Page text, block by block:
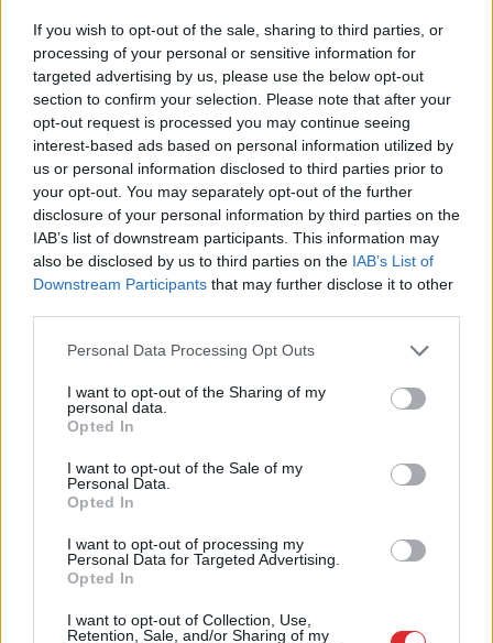
If you wish to opt-out of the sale, sharing to third parties, or
processing of your personal or sensitive information for
targeted advertising by us, please use the below opt-out
section to confirm your selection. Please note that after your
opt-out request is processed you may continue seeing
interest-based ads based on personal information utilized by
us or personal information disclosed to third parties prior to
your opt-out. You may separately opt-out of the further
disclosure of your personal information by third parties on the
IAB’s list of downstream participants. This information may
also be disclosed by us to third parties on the IAB’s List of
Downstream Participants that may further disclose it to other
Please note that this website/app uses one or more Google
not limited to your visit or usage behaviour. You may click to
grant or deny consent to Google and its third-party tags to
use your data for below specified purposes in below Google
consent section.
Personal Data Processing Opt Outs
I want to opt-out of the Sharing of my
personal data.
Opted In
I want to opt-out of the Sale of my
Personal Data.
Opted In
I want to opt-out of processing my
Personal Data for Targeted Advertising.
Opted In
I want to opt-out of Collection, Use,
Retention, Sale, and/or Sharing of my
Vaidarbs no 9.00 līdz 17.00
jūs tracina? Numerologi
izceļ četrus dzimšanas
datumus, kuru
īpašniekiem brīvība ir īpaši
svarīga
Masks atsakās no
atklājas, par ko viņiem
ir nopietnas
nesaskaņas
Vecāki un skolotāji
neslēpj dusmas – vai